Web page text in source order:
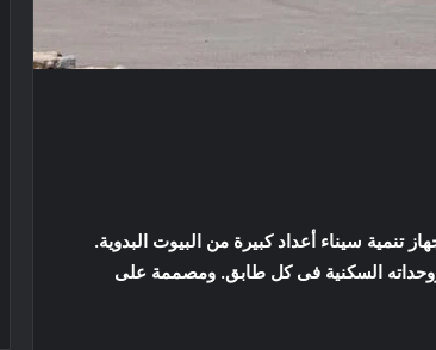
تنمية سيناء أعداد كبيرة من البيوت البدوية.
السكنية فى كل طابق. ومصممة على